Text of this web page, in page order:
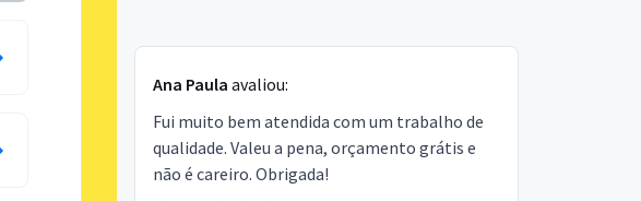
Ana Paula avaliou:
Fui muito bem atendida com um trabalho de
qualidade. Valeu a pena, orçamento grátis e
não é careiro. Obrigada!